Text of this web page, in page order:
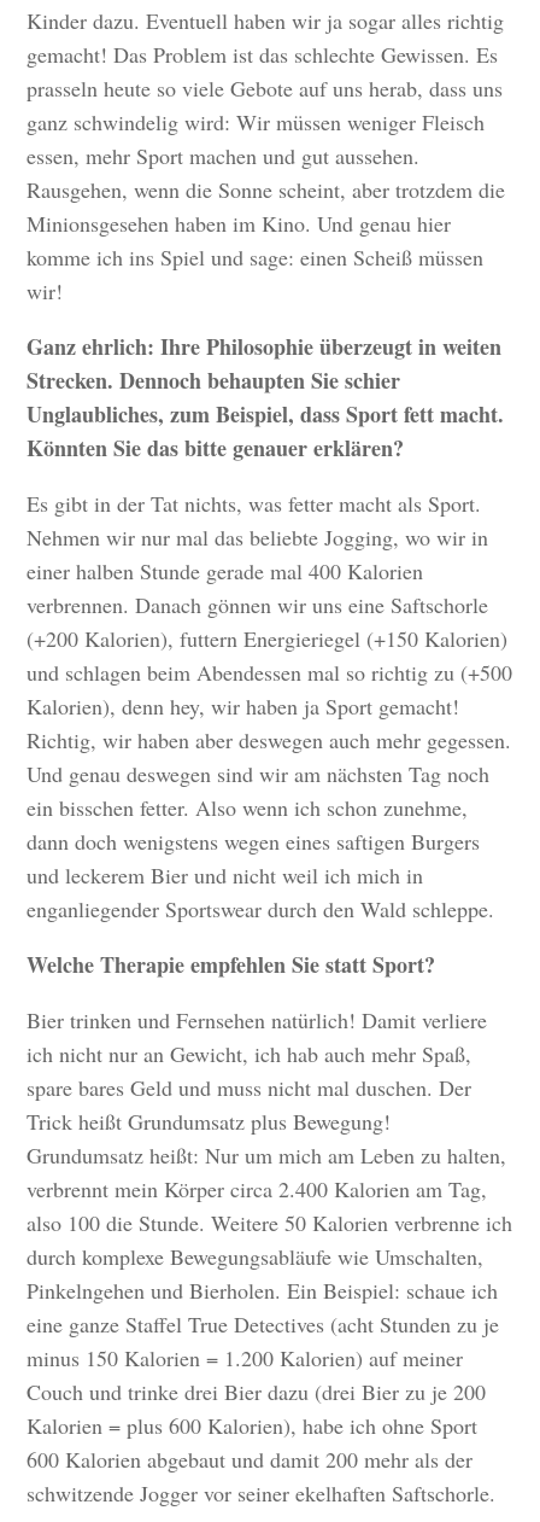
Kinder dazu. Eventuell haben wir ja sogar alles richtig
gemacht! Das Problem ist das schlechte Gewissen. Es
prasseln heute so viele Gebote auf uns herab, dass uns
ganz schwindelig wird: Wir müssen weniger Fleisch
essen, mehr Sport machen und gut aussehen.
Rausgehen, wenn die Sonne scheint, aber trotzdem die
Minionsgesehen haben im Kino. Und genau hier
komme ich ins Spiel und sage: einen Scheiß müssen
wir!
Ganz ehrlich: Ihre Philosophie überzeugt in weiten
Strecken. Dennoch behaupten Sie schier
Unglaubliches, zum Beispiel, dass Sport fett macht.
Könnten Sie das bitte genauer erklären?
Es gibt in der Tat nichts, was fetter macht als Sport.
Nehmen wir nur mal das beliebte Jogging, wo wir in
einer halben Stunde gerade mal 400 Kalorien
verbrennen. Danach gönnen wir uns eine Saftschorle
(+200 Kalorien), futtern Energieriegel (+150 Kalorien)
und schlagen beim Abendessen mal so richtig zu (+500
Kalorien), denn hey, wir haben ja Sport gemacht!
Richtig, wir haben aber deswegen auch mehr gegessen.
Und genau deswegen sind wir am nächsten Tag noch
ein bisschen fetter. Also wenn ich schon zunehme,
dann doch wenigstens wegen eines saftigen Burgers
und leckerem Bier und nicht weil ich mich in
enganliegender Sportswear durch den Wald schleppe.
Welche Therapie empfehlen Sie statt Sport?
Bier trinken und Fernsehen natürlich! Damit verliere
ich nicht nur an Gewicht, ich hab auch mehr Spaß,
spare bares Geld und muss nicht mal duschen. Der
Trick heißt Grundumsatz plus Bewegung!
Grundumsatz heißt: Nur um mich am Leben zu halten,
verbrennt mein Körper circa 2.400 Kalorien am Tag,
also 100 die Stunde. Weitere 50 Kalorien verbrenne ich
durch komplexe Bewegungsabläufe wie Umschalten,
Pinkelngehen und Bierholen. Ein Beispiel: schaue ich
eine ganze Staffel True Detectives (acht Stunden zu je
minus 150 Kalorien = 1.200 Kalorien) auf meiner
Couch und trinke drei Bier dazu (drei Bier zu je 200
Kalorien = plus 600 Kalorien), habe ich ohne Sport
600 Kalorien abgebaut und damit 200 mehr als der
schwitzende Jogger vor seiner ekelhaften Saftschorle.